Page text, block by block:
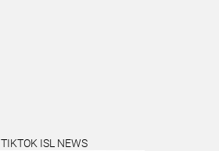
TIKTOK ISL NEWS